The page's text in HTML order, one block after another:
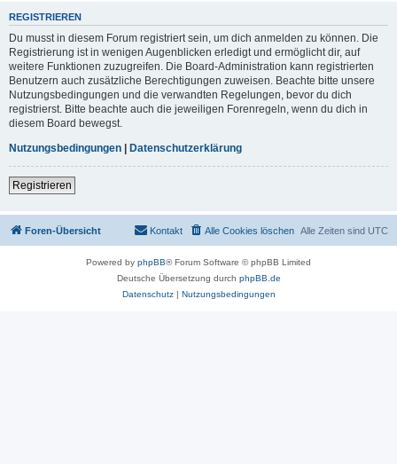
REGISTRIEREN
Du musst in diesem Forum registriert sein, um dich anmelden zu können. Die
Registrierung ist in wenigen Augenblicken erledigt und ermöglicht dir, auf
weitere Funktionen zuzugreifen. Die Board-Administration kann registrierten
Benutzern auch zusätzliche Berechtigungen zuweisen. Beachte bitte unsere
Nutzungsbedingungen und die verwandten Regelungen, bevor du dich
registrierst. Bitte beachte auch die jeweiligen Forenregeln, wenn du dich in
diesem Board bewegst.
Nutzungsbedingungen | Datenschutzerklärung
Registrieren
Foren-Übersicht Alle Zeiten sind UTC
Alle Cookies löschen
Kontakt
Powered by phpBB® Forum Software © phpBB Limited
Deutsche Übersetzung durch phpBB.de
Datenschutz| Nutzungsbedingungen